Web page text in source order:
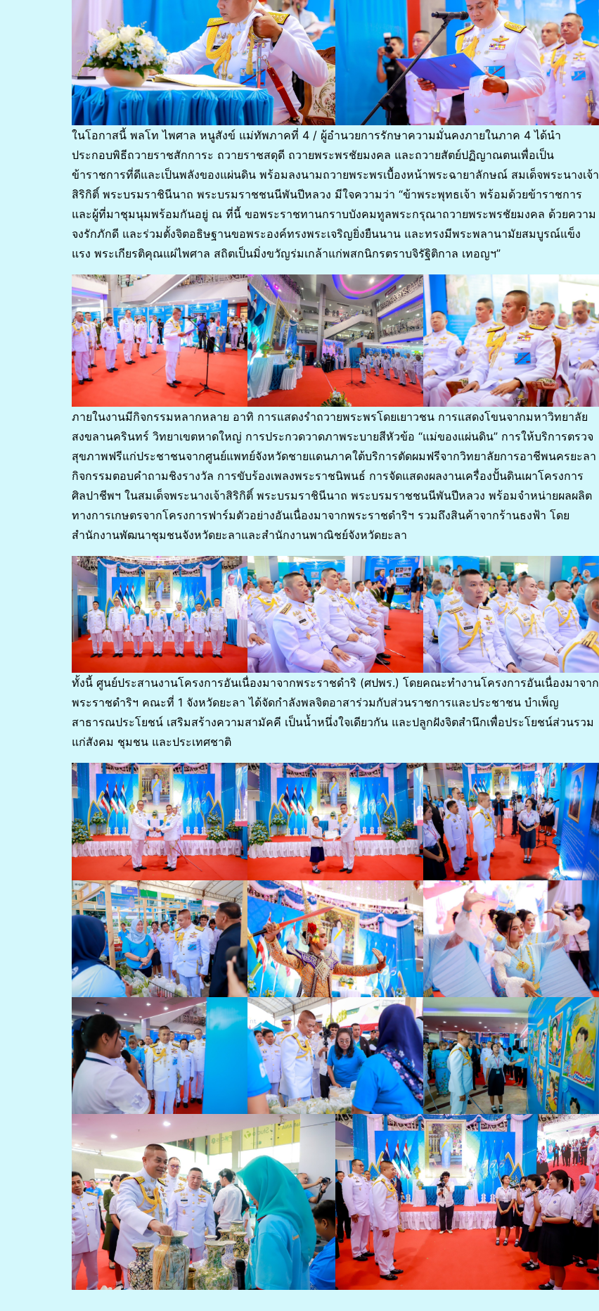
ในโอกาสนี้ พลโท ไพศาล หนูสังข์ แม่ทัพภาคที่ 4 / ผู้อำนวยการรักษาความมั่นคงภายในภาค 4 ได้นำ
ประกอบพิธีถวายราชสักการะ ถวายราชสดุดี ถวายพระพรชัยมงคล และถวายสัตย์ปฏิญาณตนเพื่อเป็น
ข้าราชการที่ดีและเป็นพลังของแผ่นดิน พร้อมลงนามถวายพระพรเบื้องหน้าพระฉายาลักษณ์ สมเด็จพระนางเจ้า
สิริกิติ์ พระบรมราชินีนาถ พระบรมราชชนนีพันปีหลวง มีใจความว่า “ข้าพระพุทธเจ้า พร้อมด้วยข้าราชการ
และผู้ที่มาชุมนุมพร้อมกันอยู่ ณ ที่นี้ ขอพระราชทานกราบบังคมทูลพระกรุณาถวายพระพรชัยมงคล ด้วยความ
จงรักภักดี และร่วมตั้งจิตอธิษฐานขอพระองค์ทรงพระเจริญยิ่งยืนนาน และทรงมีพระพลานามัยสมบูรณ์แข็ง
แรง พระเกียรติคุณแผ่ไพศาล สถิตเป็นมิ่งขวัญร่มเกล้าแก่พสกนิกรตราบจิรัฐิติกาล เทอญฯ”
ภายในงานมีกิจกรรมหลากหลาย อาทิ การแสดงรำถวายพระพรโดยเยาวชน การแสดงโขนจากมหาวิทยาลัย
สงขลานครินทร์ วิทยาเขตหาดใหญ่ การประกวดวาดภาพระบายสีหัวข้อ “แม่ของแผ่นดิน” การให้บริการตรวจ
สุขภาพฟรีแก่ประชาชนจากศูนย์แพทย์จังหวัดชายแดนภาคใต้บริการตัดผมฟรีจากวิทยาลัยการอาชีพนครยะลา
กิจกรรมตอบคำถามชิงรางวัล การขับร้องเพลงพระราชนิพนธ์ การจัดแสดงผลงานเครื่องปั้นดินเผาโครงการ
ศิลปาชีพฯ ในสมเด็จพระนางเจ้าสิริกิติ์ พระบรมราชินีนาถ พระบรมราชชนนีพันปีหลวง พร้อมจำหน่ายผลผลิต
ทางการเกษตรจากโครงการฟาร์มตัวอย่างอันเนื่องมาจากพระราชดำริฯ รวมถึงสินค้าจากร้านธงฟ้า โดย
สำนักงานพัฒนาชุมชนจังหวัดยะลาและสำนักงานพาณิชย์จังหวัดยะลา
ทั้งนี้ ศูนย์ประสานงานโครงการอันเนื่องมาจากพระราชดำริ (ศปพร.) โดยคณะทำงานโครงการอันเนื่องมาจาก
พระราชดำริฯ คณะที่ 1 จังหวัดยะลา ได้จัดกำลังพลจิตอาสาร่วมกับส่วนราชการและประชาชน บำเพ็ญ
สาธารณประโยชน์ เสริมสร้างความสามัคคี เป็นน้ำหนึ่งใจเดียวกัน และปลูกฝังจิตสำนึกเพื่อประโยชน์ส่วนรวม
แก่สังคม ชุมชน และประเทศชาติ